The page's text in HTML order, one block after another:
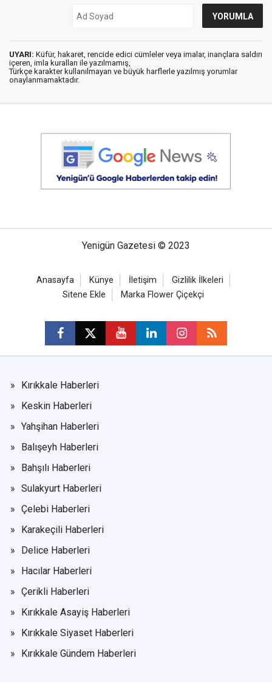
UYARI: Küfür, hakaret, rencide edici cümleler veya imalar, inançlara saldırı
içeren, imla kuralları ile yazılmamış,
Türkçe karakter kullanılmayan ve büyük harflerle yazılmış yorumlar
onaylanmamaktadır.
Yenigün Gazetesi © 2023
Anasayfa Künye İletişim
Gizlilik İlkeleri
Sitene Ekle
Marka Flower Çiçekçi
Kırıkkale Haberleri
Keskin Haberleri
Yahşihan Haberleri
Balışeyh Haberleri
Bahşılı Haberleri
Sulakyurt Haberleri
Çelebi Haberleri
Karakeçili Haberleri
Delice Haberleri
Hacılar Haberleri
Çerikli Haberleri
Kırıkkale Asayiş Haberleri
Kırıkkale Siyaset Haberleri
Kırıkkale Gündem Haberleri